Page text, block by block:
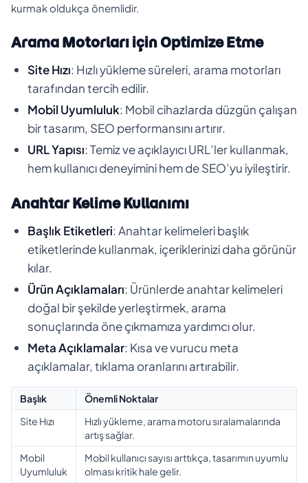
kurmak oldukça önemlidir.
Arama Motorları için Optimize Etme
Site Hızı: Hızlı yükleme süreleri, arama motorları
tarafından tercih edilir.
Mobil Uyumluluk: Mobil cihazlarda düzgün çalışan
bir tasarım, SEO performansını artırır.
URL Yapısı: Temiz ve açıklayıcı URL’ler kullanmak,
hem kullanıcı deneyimini hem de SEO’yu iyileştirir.
Anahtar Kelime Kullanımı
Başlık Etiketleri: Anahtar kelimeleri başlık
etiketlerinde kullanmak, içeriklerinizi daha görünür
kılar.
Ürün Açıklamaları: Ürünlerde anahtar kelimeleri
doğal bir şekilde yerleştirmek, arama
sonuçlarında öne çıkmamıza yardımcı olur.
Meta Açıklamalar: Kısa ve vurucu meta
açıklamalar, tıklama oranlarını artırabilir.
Başlık
Önemli Noktalar
Site Hızı
Hızlı yükleme, arama motoru sıralamalarında
artış sağlar.
Mobil
Uyumluluk
Mobil kullanıcı sayısı arttıkça, tasarımın uyumlu
olması kritik hale gelir.